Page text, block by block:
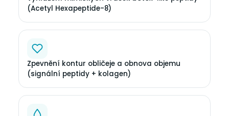
(Acetyl Hexapeptide-8)
Zpevnění kontur obličeje a obnova objemu
(signální peptidy + kolagen)